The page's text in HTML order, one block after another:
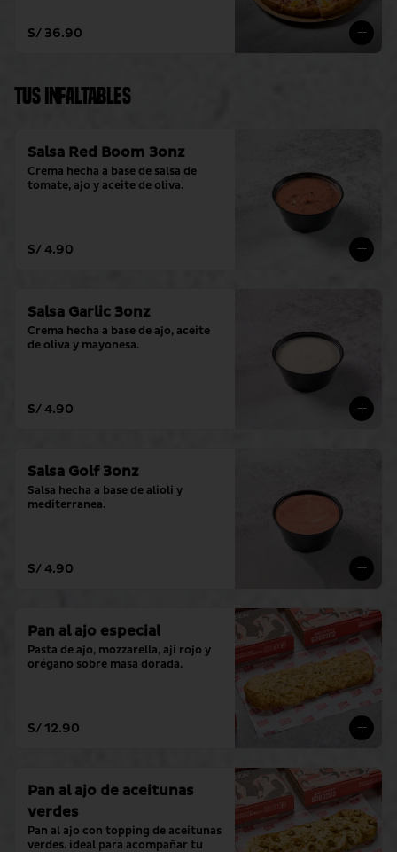
S/ 36.90
Tus Infaltables
Salsa Red Boom 3onz
Crema hecha a base de salsa de
tomate, ajo y aceite de oliva.
S/ 4.90
Salsa Garlic 3onz
Crema hecha a base de ajo, aceite
de oliva y mayonesa.
S/ 4.90
Salsa Golf 3onz
Salsa hecha a base de alioli y
mediterranea.
S/ 4.90
Pan al ajo especial
Pasta de ajo, mozzarella, ají rojo y
orégano sobre masa dorada.
S/ 12.90
Pan al ajo de aceitunas
verdes
Pan al ajo con topping de aceitunas
verdes. ideal para acompañar tu